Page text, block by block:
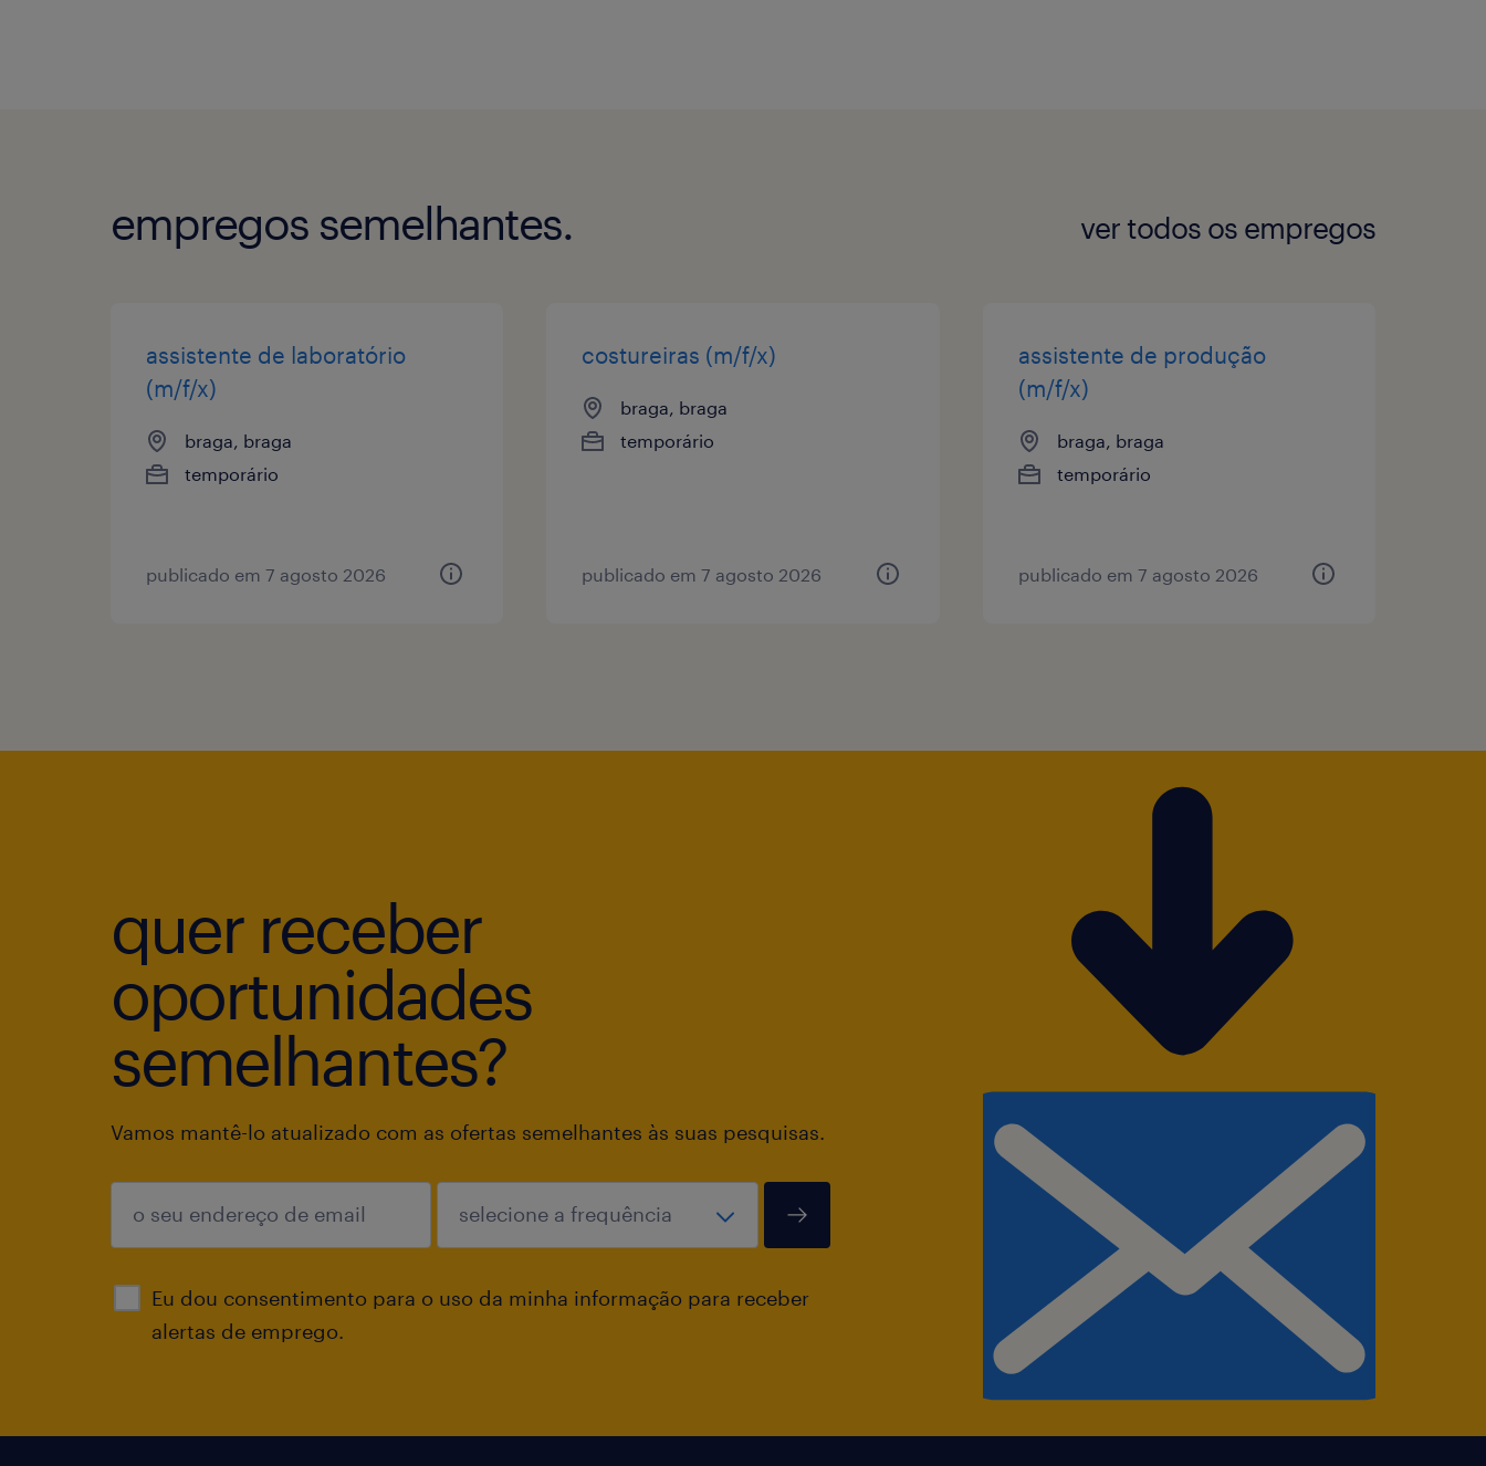
empregos semelhantes. ver todos os empregos
assistente de laboratório
(m/f/x)
braga, braga
temporário
publicado em 7 agosto 2026
costureiras (m/f/x)
braga, braga
temporário
publicado em 7 agosto 2026
assistente de produção
(m/f/x)
braga, braga
temporário
publicado em 7 agosto 2026
quer receber
oportunidades
semelhantes?
Vamos mantê-lo atualizado com as ofertas semelhantes às suas pesquisas.
Eu dou consentimento para o uso da minha informação para receber
alertas de emprego.
enviar